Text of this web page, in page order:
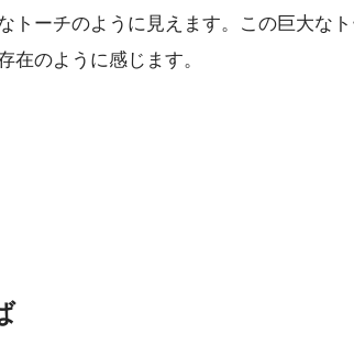
トーチのように見えます。この巨大な
在のように感じます。